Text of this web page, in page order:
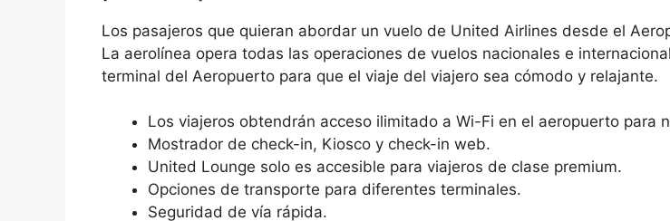
Los pasajeros que quieran abordar un vuelo de United Airlines desde el
La aerolínea opera todas las operaciones de vuelos nacionales e
terminal del Aeropuerto para que el viaje del viajero sea cómodo y relajante.
Los viajeros obtendrán acceso ilimitado a Wi-Fi en el aeropuerto para
Mostrador de check-in, Kiosco y check-in web.
United Lounge solo es accesible para viajeros de clase premium.
Opciones de transporte para diferentes terminales.
Seguridad de vía rápida.